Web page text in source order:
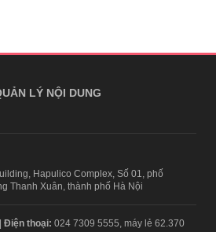
LÝ NỘI DUNG
Hapulico Complex, Số 01, phố
Thanh Xuân, thành phố Hà Nội
Điện thoại: 024 7309 5555, máy lẻ 62.370